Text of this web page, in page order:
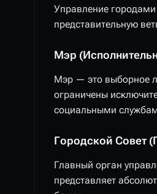
Управление городами
представительную
Мэр
Мэр — это выборное
ограничены
социальными
Городской Совет
Главный орган
представляет